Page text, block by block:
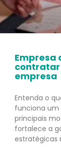
Empresa
contratar
empresa
Entenda o
funciona um
principais
fortalece a
estratégicas